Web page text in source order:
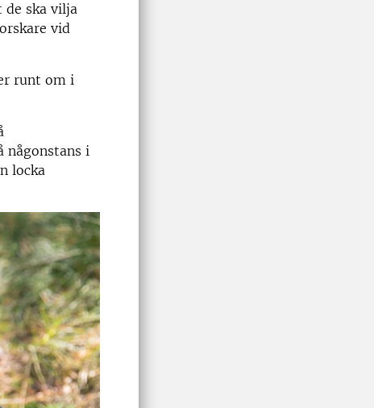
de ska vilja
vid
runt om i
någonstans i
locka